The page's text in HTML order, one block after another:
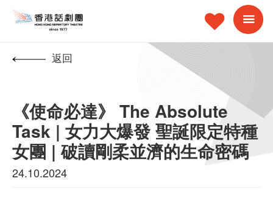
返回
《使命必達》 The Absolute
Task | 女力大爆發 聖誕限定特種
女團 | 破讀剛柔並濟的生命密碼
24.10.2024